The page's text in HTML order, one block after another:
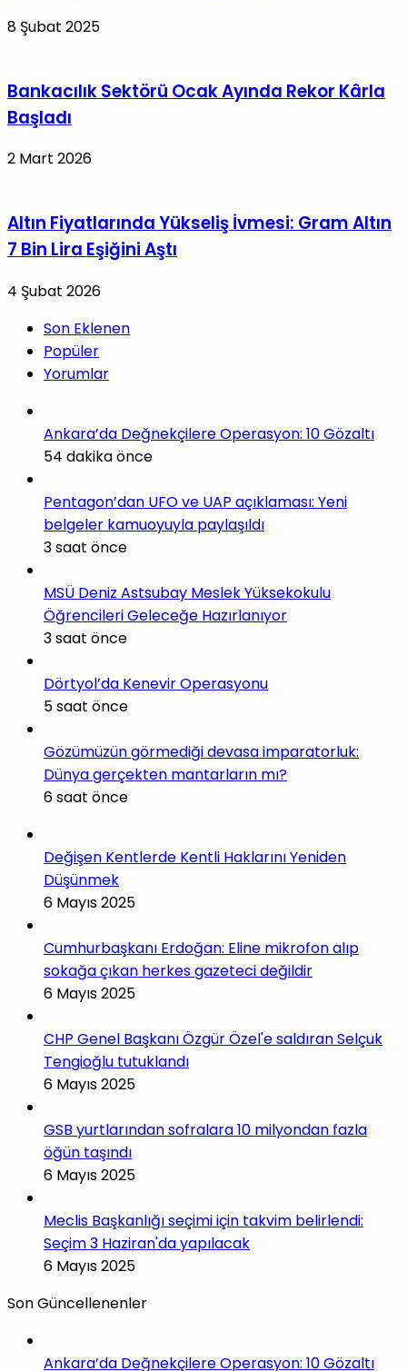
8 Şubat 2025
Bankacılık Sektörü Ocak Ayında Rekor Kârla
Başladı
2 Mart 2026
Altın Fiyatlarında Yükseliş İvmesi: Gram Altın
7 Bin Lira Eşiğini Aştı
4 Şubat 2026
Son Eklenen
Popüler
Yorumlar
Ankara’da Değnekçilere Operasyon: 10 Gözaltı
54 dakika önce
Pentagon’dan UFO ve UAP açıklaması: Yeni
belgeler kamuoyuyla paylaşıldı
3 saat önce
MSÜ Deniz Astsubay Meslek Yüksekokulu
Öğrencileri Geleceğe Hazırlanıyor
3 saat önce
Dörtyol’da Kenevir Operasyonu
5 saat önce
Gözümüzün görmediği devasa imparatorluk:
Dünya gerçekten mantarların mı?
6 saat önce
Değişen Kentlerde Kentli Haklarını Yeniden
Düşünmek
6 Mayıs 2025
Cumhurbaşkanı Erdoğan: Eline mikrofon alıp
sokağa çıkan herkes gazeteci değildir
6 Mayıs 2025
CHP Genel Başkanı Özgür Özel'e saldıran Selçuk
Tengioğlu tutuklandı
6 Mayıs 2025
GSB yurtlarından sofralara 10 milyondan fazla
öğün taşındı
6 Mayıs 2025
Meclis Başkanlığı seçimi için takvim belirlendi:
Seçim 3 Haziran'da yapılacak
6 Mayıs 2025
Son Güncellenenler
Ankara’da Değnekçilere Operasyon: 10 Gözaltı